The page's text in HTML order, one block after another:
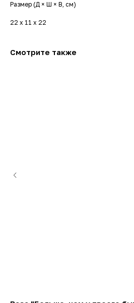
Размер (Д × Ш × В, см)
22 х 11 х 22
Смотрите также